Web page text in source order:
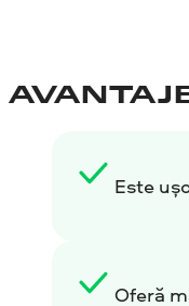
Este
Oferă